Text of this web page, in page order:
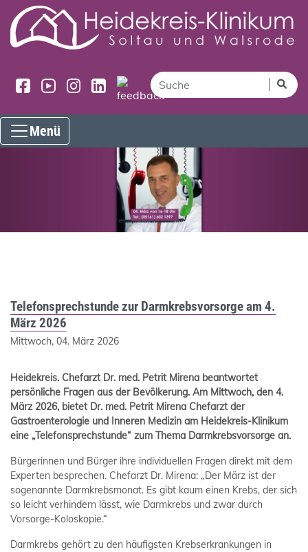
Menü
Telefonsprechstunde zur Darmkrebsvorsorge am 4.
März 2026
Mittwoch, 04. März 2026
Heidekreis. Chefarzt Dr. med. Petrit Mirena beantwortet
persönliche Fragen aus der Bevölkerung. Am Mittwoch, den 4.
März 2026, bietet Dr. med. Petrit Mirena Chefarzt der
Gastroenterologie und Inneren Medizin am Heidekreis-Klinikum
eine „Telefonsprechstunde“ zum Thema Darmkrebsvorsorge an.
Bürgerinnen und Bürger ihre individuellen Fragen direkt mit dem
Experten besprechen. Chefarzt Dr. Mirena: „Der März ist der
sogenannte Darmkrebsmonat. Es gibt kaum einen Krebs, der sich
so leicht verhindern lässt, wie Darmkrebs und zwar durch
Vorsorge-Koloskopie.“
Darmkrebs gehört zu den häufigsten Krebserkrankungen in